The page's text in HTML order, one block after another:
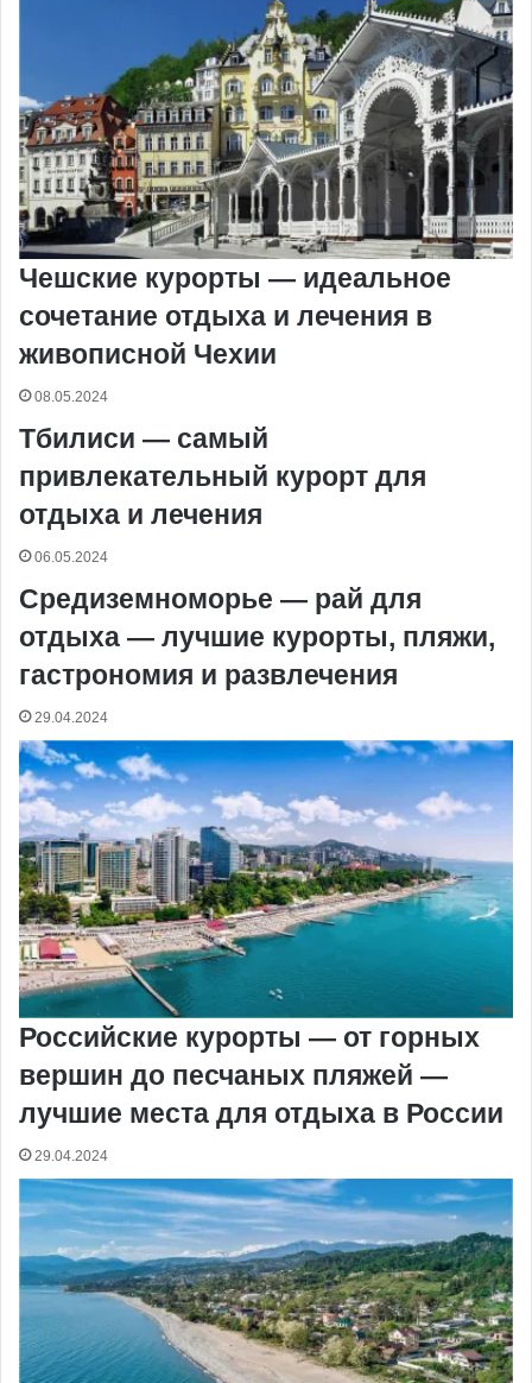
Чешские курорты — идеальное
сочетание отдыха и лечения в
живописной Чехии
08.05.2024
Тбилиси — самый
привлекательный курорт для
отдыха и лечения
06.05.2024
Средиземноморье — рай для
отдыха — лучшие курорты, пляжи,
гастрономия и развлечения
29.04.2024
Российские курорты — от горных
вершин до песчаных пляжей —
лучшие места для отдыха в России
29.04.2024